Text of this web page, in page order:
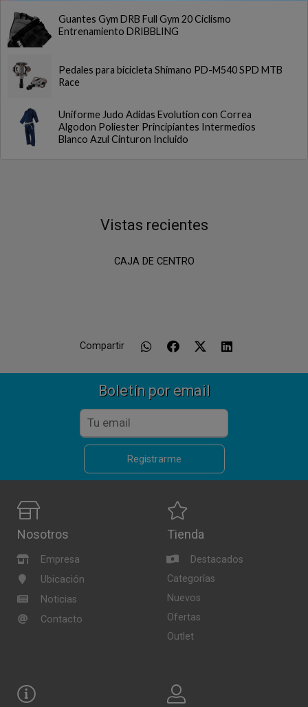
Guantes Gym DRB Full Gym 20 Ciclismo
Entrenamiento DRIBBLING
Pedales para bicicleta Shimano PD-M540 SPD MTB
Race
Uniforme Judo Adidas Evolution con Correa
Algodon Poliester Principiantes Intermedios
Blanco Azul Cinturon Incluido
Vistas recientes
CAJA DE CENTRO
Compartir
Boletín por email
Registrarme
Nosotros
Empresa
Ubicación
Noticias
Contacto
Tienda
Destacados
Categorías
Nuevos
Ofertas
Outlet